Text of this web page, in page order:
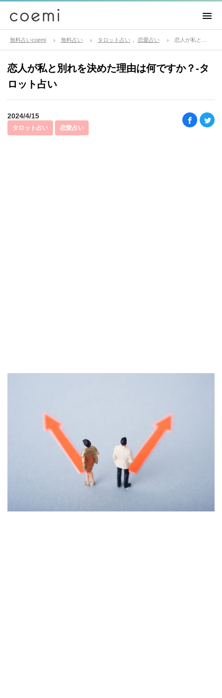
無料占いcoemi 無料占い タロット占い 恋愛占い
恋人が私と別れを決めた理由は何ですか？-タ
ロット占い
2024/4/15
タロット占い 恋愛占い